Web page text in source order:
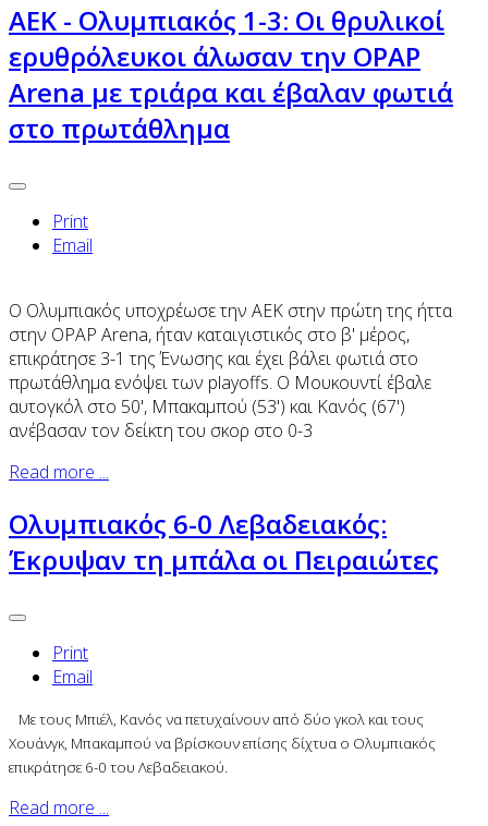
ΑΕΚ - Ολυμπιακός 1-3: Οι θρυλικοί
ερυθρόλευκοι άλωσαν την OPAP
Arena με τριάρα και έβαλαν φωτιά
στο πρωτάθλημα
Print
Email
Ο Ολυμπιακός υποχρέωσε την ΑΕΚ στην πρώτη της ήττα
στην OPAP Arena, ήταν καταιγιστικός στο β' μέρος,
επικράτησε 3-1 της Ένωσης και έχει βάλει φωτιά στο
πρωτάθλημα ενόψει των playoffs. Ο Μουκουντί έβαλε
αυτογκόλ στο 50', Μπακαμπού (53') και Κανός (67')
ανέβασαν τον δείκτη του σκορ στο 0-3
Read more ...
Ολυμπιακός 6-0 Λεβαδειακός:
Έκρυψαν τη μπάλα οι Πειραιώτες
Print
Email
Με τους Μπιέλ, Κανός να πετυχαίνουν από δύο γκολ και τους
Χουάνγκ, Μπακαμπού να βρίσκουν επίσης δίχτυα ο Ολυμπιακός
επικράτησε 6-0 του Λεβαδειακού.
Read more ...